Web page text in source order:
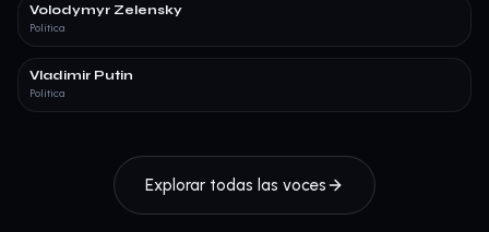
Volodymyr Zelensky
Política
Vladimir Putin
Política
Explorar todas las voces